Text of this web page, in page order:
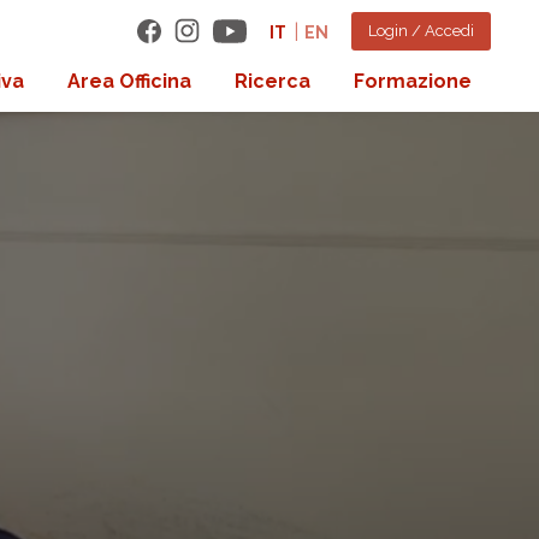
IT EN Login / Accedi
Area Officina Ricerca Formazione